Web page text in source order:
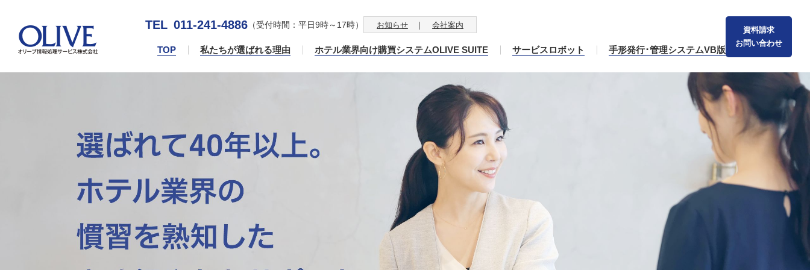
TEL 011-241-4886 （受付時間：平日9時～17時） お知らせ 会社案内
TOP 私たちが選ばれる理由 ホテル業界向け購買システムOLIVE SUITE サービスロボット 手形発行･管理システムVB版
資料請求
お問い合わせ
TOP
私たちが選ばれる理由
ホテル業界向け購買システム
OLIVE SUITE
サービスロボット
手形発行･管理システムVB版